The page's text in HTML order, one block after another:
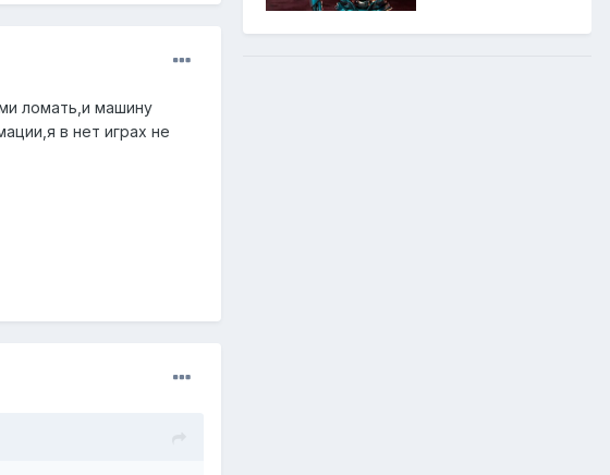
ломать,и машину
в нет играх не